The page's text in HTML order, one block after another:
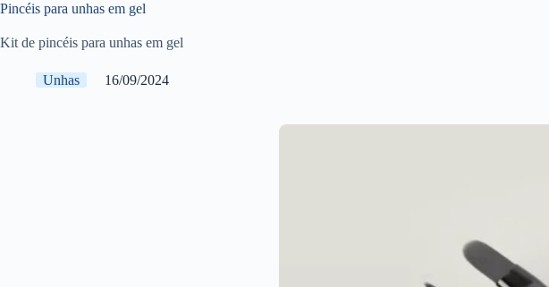
Pincéis para unhas em gel
Kit de pincéis para unhas em gel
Unhas 16/09/2024